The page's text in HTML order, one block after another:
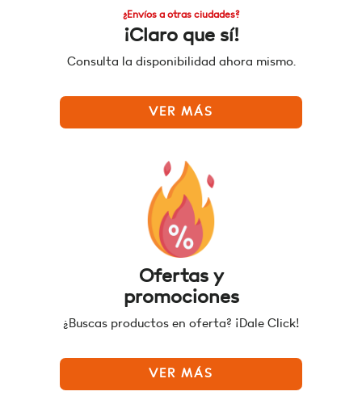
¿Envíos a otras ciudades?
¡Claro que sí!
Consulta la disponibilidad ahora mismo.
VER MÁS
Ofertas y
promociones
¿Buscas productos en oferta? ¡Dale Click!
VER MÁS